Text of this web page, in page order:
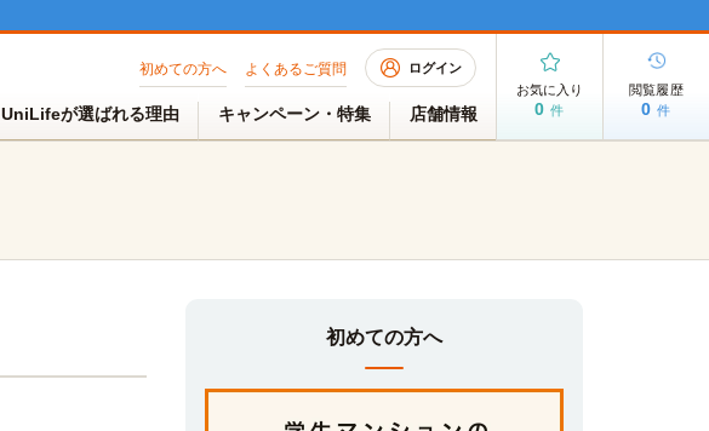
初めての方へ よくあるご質問 ログイン
UniLifeが選ばれる理由 キャンペーン・特集 店舗情報
お気に入り
0 件
閲覧履歴
0 件
初めての方へ